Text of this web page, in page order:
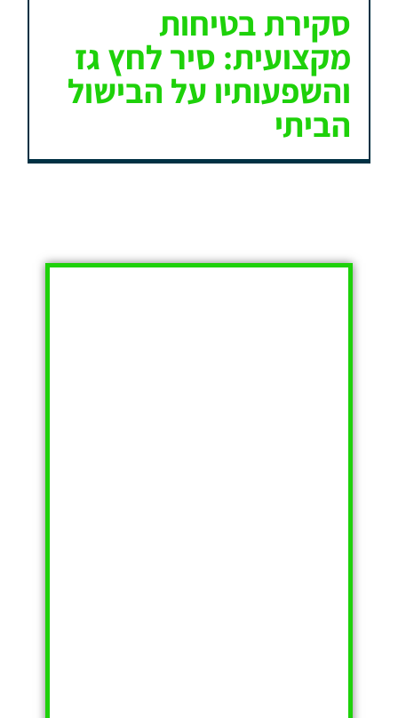
סקירת בטיחות
מקצועית: סיר לחץ גז
והשפעותיו על הבישול
הביתי